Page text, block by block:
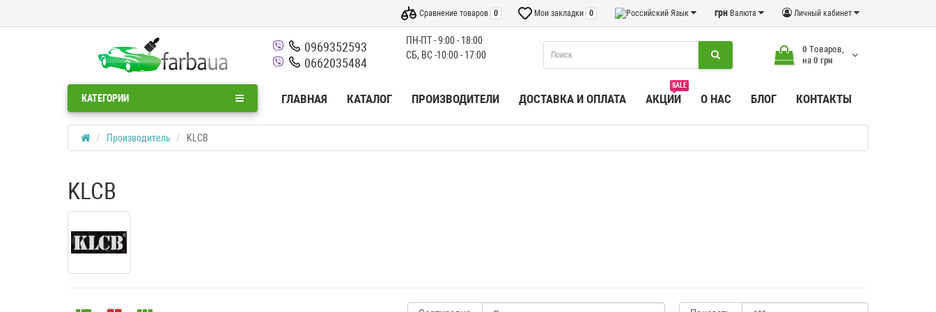
Личный кабинет
грн Валюта
Язык
Мои закладки 0
Сравнение товаров 0
0969352593
0662035484
ПН-ПТ - 9:00 - 18:00
СБ, ВС -10:00 - 17:00
0 Tоваров,
на 0 грн
КАТЕГОРИИ ГЛАВНАЯ КАТАЛОГ ПРОИЗВОДИТЕЛИ ДОСТАВКА И ОПЛАТА
SALE
АКЦИИ О НАС БЛОГ КОНТАКТЫ
Производитель KLCB
KLCB